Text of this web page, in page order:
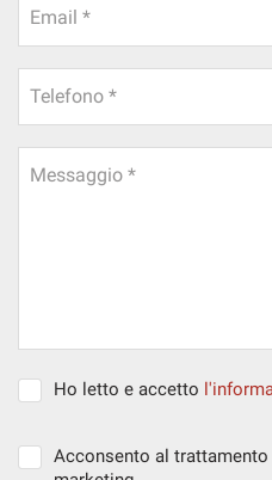
Email *
Telefono *
Messaggio *
Ho letto e accetto
Acconsento al